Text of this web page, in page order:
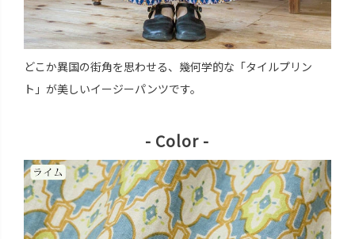
どこか異国の街角を思わせる、幾何学的な「タイルプリン
ト」が美しいイージーパンツです。
- Color -